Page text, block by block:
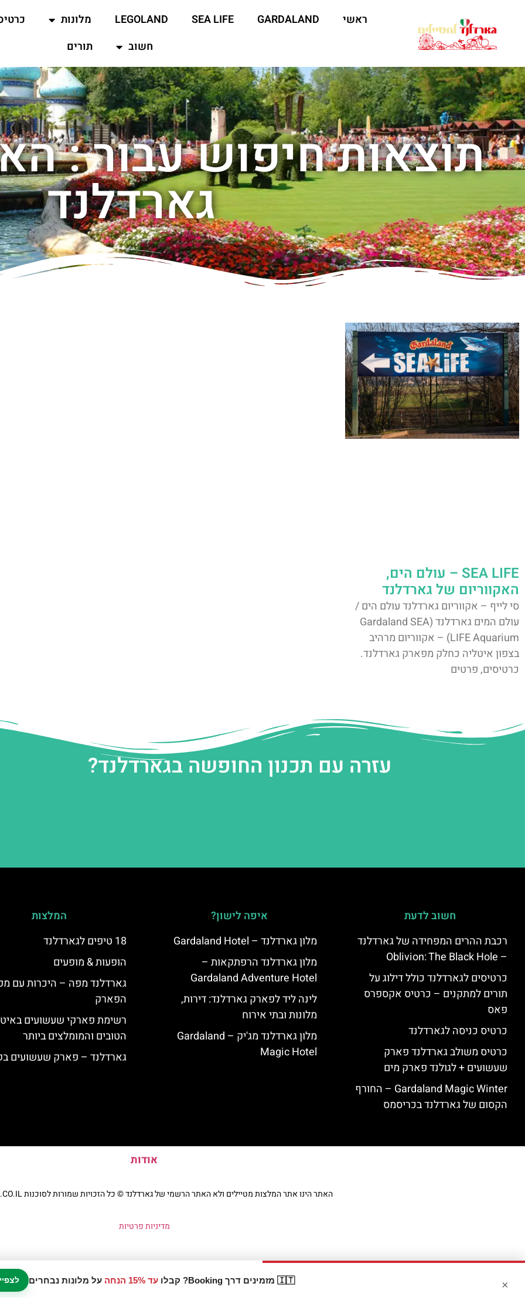
🇮🇹 מזמינים דרך Booking? קבלו עד 15% הנחה על מלונות נבחרים ×
ראשי GARDALAND
SEA LIFE
LEGOLAND מלונות
חשוב
תורים
תוצאות חיפוש עבור :
גארדלנד
SEA LIFE – עולם הים,
האקווריום של גארדלנד
סי לייף – אקווריום גארדלנד עולם הים /
עולם המים גארדלנד (Gardaland SEA
LIFE Aquarium) – אקווריום מרהיב
בצפון איטליה כחלק מפארק גארדלנד.
כרטיסים, פרטים
עזרה עם תכנון החופשה בגארדלנד?
חשוב לדעת
רכבת ההרים המפחידה של גארדלנד
– Oblivion: The Black Hole
כרטיסים לגארדלנד כולל דילוג על
תורים למתקנים – כרטיס אקספרס
פאס
כרטיס כניסה לגארדלנד
כרטיס משולב גארדלנד פארק
שעשועים + לגולנד פארק מים
Gardaland Magic Winter – החורף
הקסום של גארדלנד בכריסמס
איפה לישון?
מלון גארדלנד – Gardaland Hotel
מלון גארדלנד הרפתקאות –
Gardaland Adventure Hotel
לינה ליד לפארק גארדלנד: דירות,
מלונות ובתי אירוח
מלון גארדלנד מג'יק – Gardaland
Magic Hotel
המלצות
18 טיפים לגארדלנד
הופעות & מופעים
גארדלנד מפה – היכרות עם
הפארק
רשימת פארקי שעשועים
הטובים והמומלצים ביותר
גארדלנד – פארק שעשועים
אודות
האתר הינו אתר המלצות מטיילים ולא האתר הרשמי של גארדלנד © כל הזכויות שמורות לסוכנות TRAVELERS.CO.IL
מדיניות פרטיות